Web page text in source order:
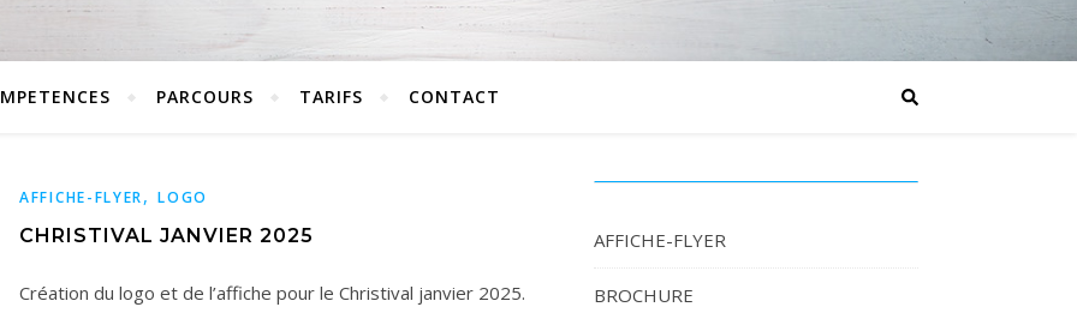
PARCOURS TARIFS CONTACT
AFFICHE-FLYER,LOGO
CHRISTIVAL JANVIER 2025
Création du logo et de l’affiche pour le Christival janvier 2025.
AFFICHE-FLYER
BROCHURE